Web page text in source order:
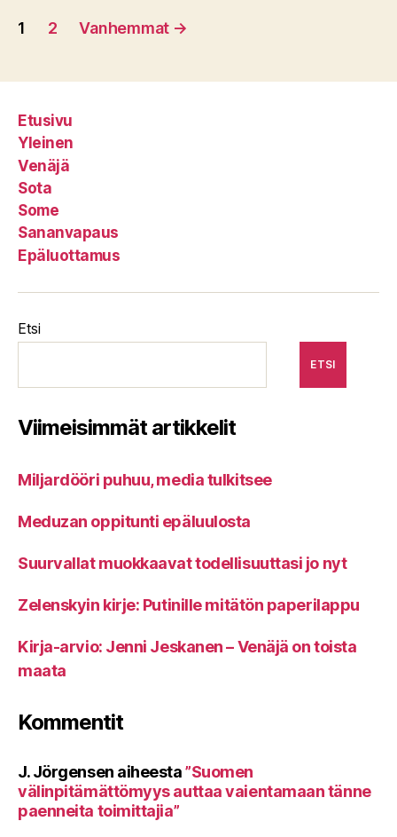
Artikkelien
1 2 Vanhemmat →
Etusivu
Yleinen
Venäjä
Sota
Some
Sananvapaus
Epäluottamus
Etsi
ETSI
Viimeisimmät artikkelit
Miljardööri puhuu, media tulkitsee
Meduzan oppitunti epäluulosta
Suurvallat muokkaavat todellisuuttasi jo nyt
Zelenskyin kirje: Putinille mitätön paperilappu
Kirja-arvio: Jenni Jeskanen – Venäjä on toista
maata
Kommentit
J. Jörgensen aiheesta”Suomen
välinpitämättömyys auttaa vaientamaan tänne
paenneita toimittajia”